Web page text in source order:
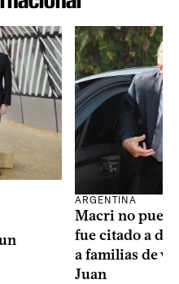
ARGENTINA
Macri no
fue citado a
a familias de
Juan